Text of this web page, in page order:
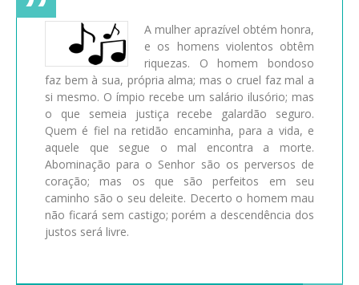
A mulher aprazível obtém honra,
e os homens violentos obtêm
riquezas. O homem bondoso
faz bem à sua, própria alma; mas o cruel faz mal a
si mesmo. O ímpio recebe um salário ilusório; mas
o que semeia justiça recebe galardão seguro.
Quem é fiel na retidão encaminha, para a vida, e
aquele que segue o mal encontra a morte.
Abominação para o Senhor são os perversos de
coração; mas os que são perfeitos em seu
caminho são o seu deleite. Decerto o homem mau
não ficará sem castigo; porém a descendência dos
justos será livre.